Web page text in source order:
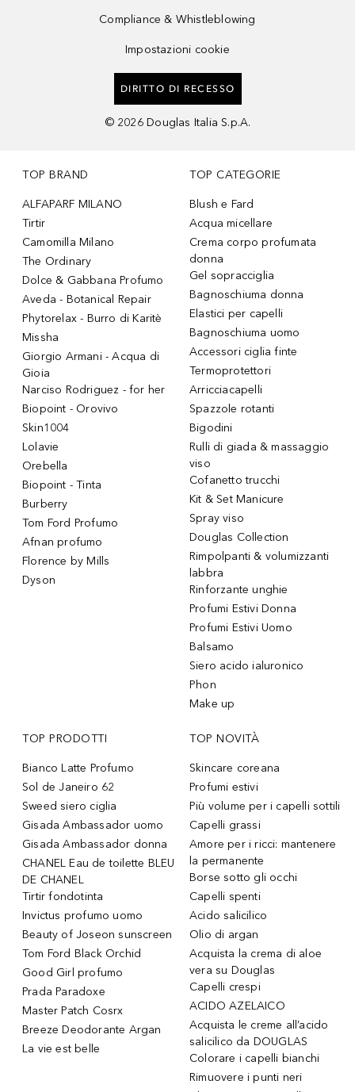
Compliance & Whistleblowing
Impostazioni cookie
DIRITTO DI RECESSO
© 2026 Douglas Italia S.p.A.
TOP BRAND
ALFAPARF MILANO
Tirtir
Camomilla Milano
The Ordinary
Dolce & Gabbana Profumo
Aveda - Botanical Repair
Phytorelax - Burro di Karitè
Missha
Giorgio Armani - Acqua di
Gioia
Narciso Rodriguez - for her
Biopoint - Orovivo
Skin1004
Lolavie
Orebella
Biopoint - Tinta
Burberry
Tom Ford Profumo
Afnan profumo
Florence by Mills
Dyson
TOP CATEGORIE
Blush e Fard
Acqua micellare
Crema corpo profumata
donna
Gel sopracciglia
Bagnoschiuma donna
Elastici per capelli
Bagnoschiuma uomo
Accessori ciglia finte
Termoprotettori
Arricciacapelli
Spazzole rotanti
Bigodini
Rulli di giada & massaggio
viso
Cofanetto trucchi
Kit & Set Manicure
Spray viso
Douglas Collection
Rimpolpanti & volumizzanti
labbra
Rinforzante unghie
Profumi Estivi Donna
Profumi Estivi Uomo
Balsamo
Siero acido ialuronico
Phon
Make up
TOP PRODOTTI
Bianco Latte Profumo
Sol de Janeiro 62
Sweed siero ciglia
Gisada Ambassador uomo
Gisada Ambassador donna
CHANEL Eau de toilette BLEU
DE CHANEL
Tirtir fondotinta
Invictus profumo uomo
Beauty of Joseon sunscreen
Tom Ford Black Orchid
Good Girl profumo
Prada Paradoxe
Master Patch Cosrx
Breeze Deodorante Argan
La vie est belle
TOP NOVITÀ
Skincare coreana
Profumi estivi
Più volume per i capelli sottili
Capelli grassi
Amore per i ricci: mantenere
la permanente
Borse sotto gli occhi
Capelli spenti
Acido salicilico
Olio di argan
Acquista la crema di aloe
vera su Douglas
Capelli crespi
ACIDO AZELAICO
Acquista le creme all’acido
salicilico da DOUGLAS
Colorare i capelli bianchi
Rimuovere i punti neri